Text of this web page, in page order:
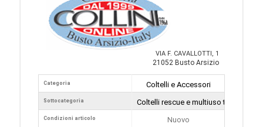
VIA F. CAVALLOTTI, 1
21052 Busto Arsizio
Categoria
Sottocategoria
Condizioni articolo
Coltelli e Accessori
Coltelli rescue e multiuso tattici
Nuovo